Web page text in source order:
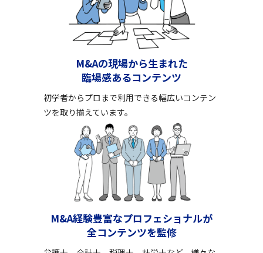
M&Aの現場から生まれた
臨場感あるコンテンツ
初学者からプロまで利用できる幅広いコンテン
ツを取り揃えています。
M&A経験豊富なプロフェショナルが
全コンテンツを監修